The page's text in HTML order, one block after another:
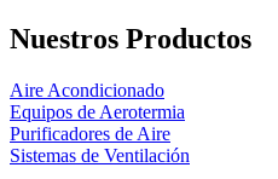
Nuestros Productos
Aire Acondicionado
Equipos de Aerotermia
Purificadores de Aire
Sistemas de Ventilación